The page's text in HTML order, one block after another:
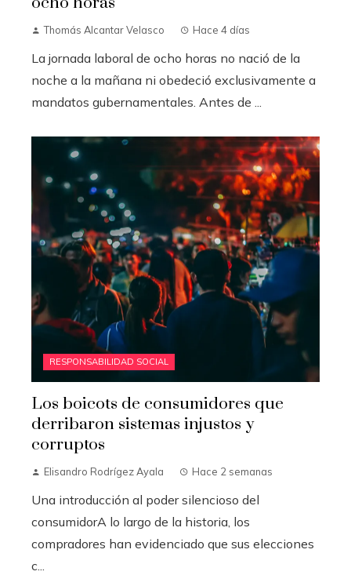
Thomás Alcantar Velasco Hace 4 días
La jornada laboral de ocho horas no nació de la
noche a la mañana ni obedeció exclusivamente a
mandatos gubernamentales. Antes de ...
RESPONSABILIDAD SOCIAL
Los boicots de consumidores que
derribaron sistemas injustos y
corruptos
Elisandro Rodrígez Ayala Hace 2 semanas
Una introducción al poder silencioso del
consumidorA lo largo de la historia, los
compradores han evidenciado que sus elecciones
c...